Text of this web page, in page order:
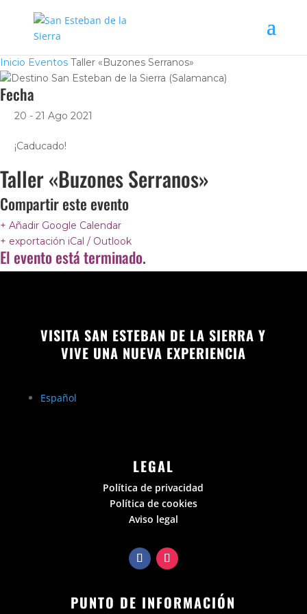
Inicio Eventos Taller «Buzones Serranos»
Fecha
20 - 21 Ago 2021
¡Caducado!
Taller «Buzones Serranos»
Compartir este evento
+ Añadir Google Calendar
+ exportación iCal / Outlook
El evento está terminado.
VISITA SAN ESTEBAN DE LA SIERRA Y
VIVE UNA NUEVA EXPERIENCIA
Español
LEGAL
Política de privacidad
Política de cookies
Aviso legal
PUNTO DE INFORMACIÓN